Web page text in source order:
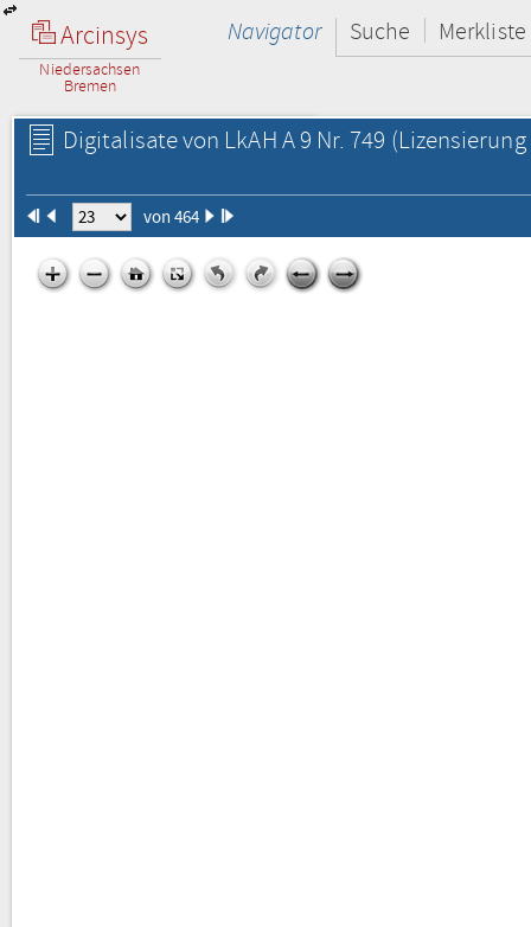
Arcinsys
Niedersachsen
Bremen
Navigator Suche Merkliste
Digitalisate von LkAH A 9 Nr. 749
von 464